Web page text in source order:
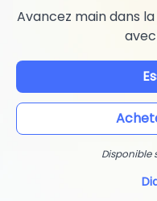
Avancez main dans
Disponible